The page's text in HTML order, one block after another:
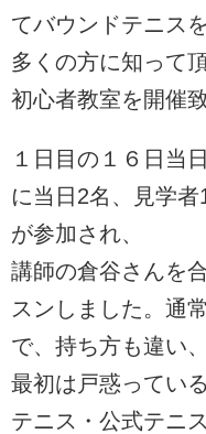
てバウンドテニスを
多くの方に知って
初心者教室を開催
１日目の１６日当
に当日2名、見学
が参加され、
講師の倉谷さんを
スンしました。通
で、持ち方も違い、
最初は戸惑ってい
テニス・公式テニ